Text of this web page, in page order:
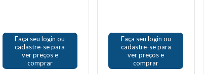
Faça seu login ou
cadastre-se para
ver preços e
comprar
Faça seu login ou
cadastre-se para
ver preços e
comprar